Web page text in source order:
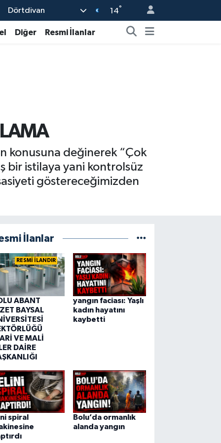
Dörtdivan 14°
Diğer Resmi İlanlar
konusuna değinerek “Çok
bir istilaya yani kontrolsüz
göstereceğimizden
İlanlar
RESMİ İLANDIR
ABANT
BAYSAL
VE MALİ
DAİRE
yangın faciası: Yaşlı
kadın hayatını
kaybetti
spiral
Bolu’da ormanlık
alanda yangın